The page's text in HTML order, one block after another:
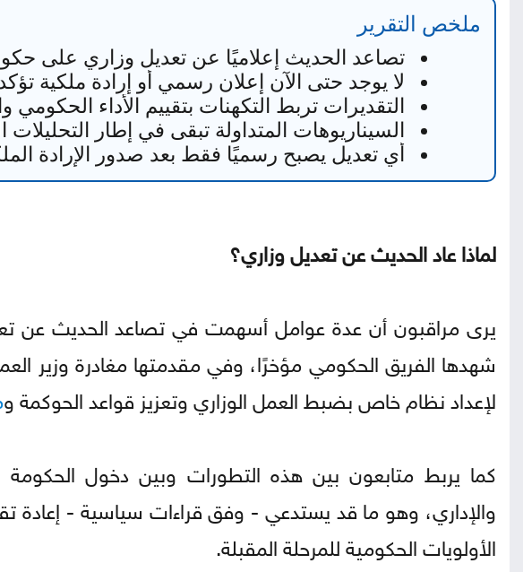
ملخص التقرير
تصاعد الحديث إعلاميًا عن تعديل وزاري على
لا يوجد حتى الآن إعلان رسمي أو إرادة ملكية
التقديرات تربط التكهنات بتقييم الأداء الحكومي
السيناريوهات المتداولة تبقى في إطار التحليلات
أي تعديل يصبح رسميًا فقط بعد صدور الإرادة
لماذا عاد الحديث عن تعديل وزاري؟
يرى مراقبون أن عدة عوامل أسهمت في تصاعد الحديث عن
شهدها الفريق الحكومي مؤخرًا، وفي مقدمتها مغادرة وزير
لإعداد نظام خاص بضبط العمل الوزاري وتعزيز قواعد الحوكمة و
كما يربط متابعون بين هذه التطورات وبين دخول الحكومة
والإداري، وهو ما قد يستدعي - وفق قراءات سياسية - إعادة
الأولويات الحكومية للمرحلة المقبلة.